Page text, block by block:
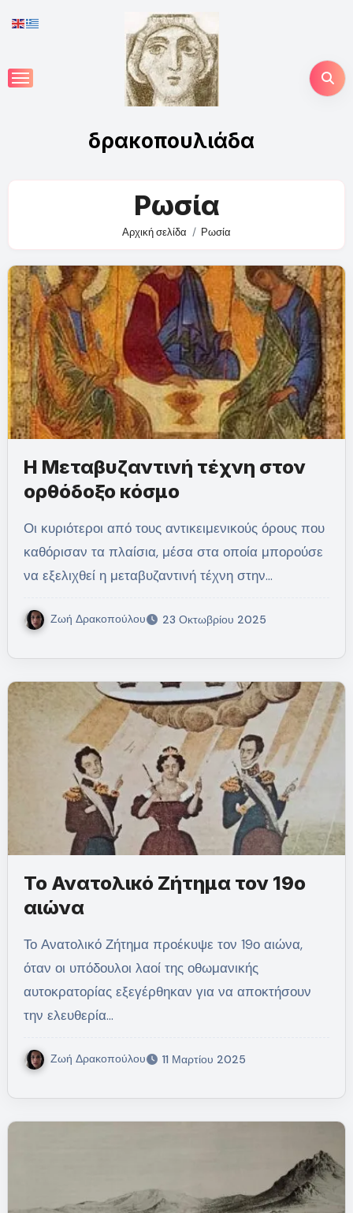
to
δρακοπουλιάδα
Ρωσία
Αρχική σελίδα Ρωσία
Η Μεταβυζαντινή τέχνη στον
ορθόδοξο κόσμο
Οι κυριότεροι από τους αντικειμενικούς όρους που
καθόρισαν τα πλαίσια, μέσα στα οποία μπορούσε
να εξελιχθεί η μεταβυζαντινή τέχνη στην…
Ζωή Δρακοπούλου 23 Οκτωβρίου 2025
Το Ανατολικό Ζήτημα τον 19ο
αιώνα
Το Ανατολικό Ζήτημα προέκυψε τον 19ο αιώνα,
όταν οι υπόδουλοι λαοί της οθωμανικής
αυτοκρατορίας εξεγέρθηκαν για να αποκτήσουν
την ελευθερία…
Ζωή Δρακοπούλου 11 Μαρτίου 2025